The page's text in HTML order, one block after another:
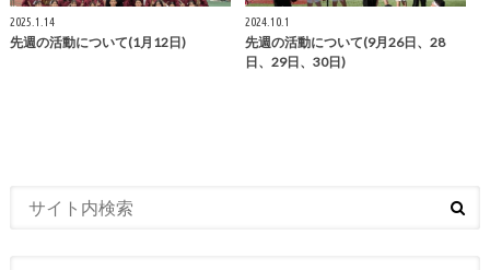
2025.1.14
先週の活動について(1月12日)
2024.10.1
先週の活動について(9月26日、28
日、29日、30日)